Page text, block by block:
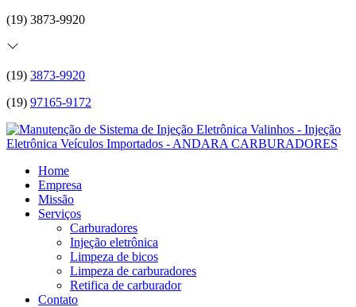
(19) 3873-9920
(19) 3873-9920
(19) 97165-9172
Home
Empresa
Missão
Serviços
Carburadores
Injeção eletrônica
Limpeza de bicos
Limpeza de carburadores
Retifica de carburador
Contato